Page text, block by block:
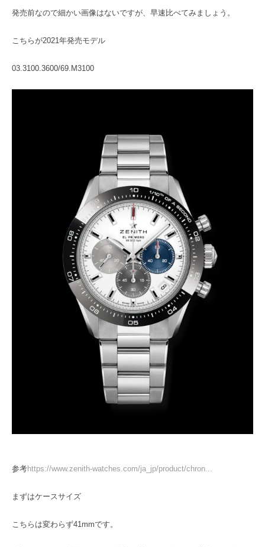
発売前なので細かい画像はないですが、早速比べてみましょう。
こちらが2021年発売モデル
03.3100.3600/69.M3100
参考https://www.zenith-watches.com/ja_jp/product/chron...
まずはケースサイズ
こちらは変わらず41mmです。